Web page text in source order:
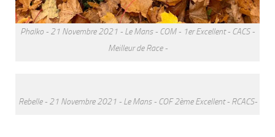
Phalko - 21 Novembre 2021 - Le Mans - COM - 1er Excellent - CACS -
Meilleur de Race -
Rebelle - 21 Novembre 2021 - Le Mans - COF 2ème Excellent - RCACS-